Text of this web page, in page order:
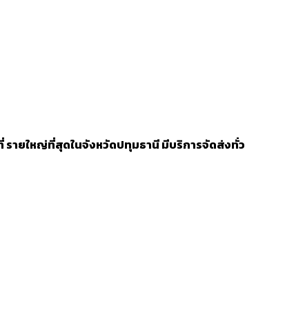
รายใหญ่ที่สุดในจังหวัดปทุมธานี มีบริการจัดส่งทั่ว